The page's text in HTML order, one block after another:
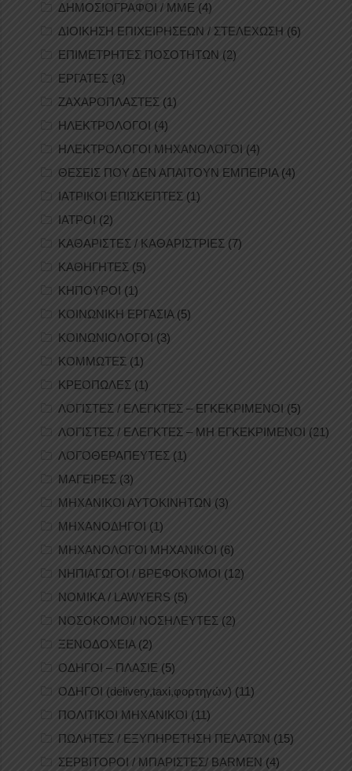
ΔΗΜΟΣΙΟΓΡΑΦΟΙ / ΜΜΕ (4)
ΔΙΟΙΚΗΣΗ ΕΠΙΧΕΙΡΗΣΕΩΝ / ΣΤΕΛΕΧΩΣΗ (6)
ΕΠΙΜΕΤΡΗΤΕΣ ΠΟΣΟΤΗΤΩΝ (2)
ΕΡΓΑΤΕΣ (3)
ΖΑΧΑΡΟΠΛΑΣΤΕΣ (1)
ΗΛΕΚΤΡΟΛΟΓΟΙ (4)
ΗΛΕΚΤΡΟΛΟΓΟΙ ΜΗΧΑΝΟΛΟΓΟΙ (4)
ΘΕΣΕΙΣ ΠΟΥ ΔΕΝ ΑΠΑΙΤΟΥΝ ΕΜΠΕΙΡΙΑ(4)
ΙΑΤΡΙΚΟΙ ΕΠΙΣΚΕΠΤΕΣ (1)
ΙΑΤΡΟΙ (2)
ΚΑΘΑΡΙΣΤΕΣ / ΚΑΘΑΡΙΣΤΡΙΕΣ (7)
ΚΑΘΗΓΗΤΕΣ (5)
ΚΗΠΟΥΡΟΙ (1)
ΚΟΙΝΩΝΙΚΗ ΕΡΓΑΣΙΑ(5)
ΚΟΙΝΩΝΙΟΛΟΓΟΙ (3)
ΚΟΜΜΩΤΕΣ (1)
ΚΡΕΟΠΩΛΕΣ (1)
ΛΟΓΙΣΤΕΣ / ΕΛΕΓΚΤΕΣ – ΕΓΚΕΚΡΙΜΕΝΟΙ (5)
ΛΟΓΙΣΤΕΣ / ΕΛΕΓΚΤΕΣ – ΜΗ ΕΓΚΕΚΡΙΜΕΝΟΙ (21)
ΛΟΓΟΘΕΡΑΠΕΥΤΕΣ (1)
ΜΑΓΕΙΡΕΣ (3)
ΜΗΧΑΝΙΚΟΙ ΑΥΤΟΚΙΝΗΤΩΝ (3)
ΜΗΧΑΝΟΔΗΓΟΙ (1)
ΜΗΧΑΝΟΛΟΓΟΙ ΜΗΧΑΝΙΚΟΙ (6)
ΝΗΠΙΑΓΩΓΟΙ / ΒΡΕΦΟΚΟΜΟΙ (12)
ΝΟΜΙΚΑ / LAWYERS (5)
ΝΟΣΟΚΟΜΟΙ/ ΝΟΣΗΛΕΥΤΕΣ (2)
ΞΕΝΟΔΟΧΕΙΑ(2)
ΟΔΗΓΟΙ – ΠΛΑΣΙΕ (5)
ΟΔΗΓΟΙ (delivery,taxi,φορτηγών) (11)
ΠΟΛΙΤΙΚΟΙ ΜΗΧΑΝΙΚΟΙ (11)
ΠΩΛΗΤΕΣ / ΕΞΥΠΗΡΕΤΗΣΗ ΠΕΛΑΤΩΝ (15)
ΣΕΡΒΙΤΟΡΟΙ / ΜΠΑΡΙΣΤΕΣ/ BARMEN (4)